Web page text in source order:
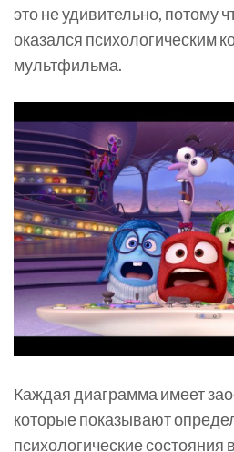
это не удивительно, потому
оказался психологическим
мультфильма.
Каждая диаграмма имеет
которые показывают
психологические состояния